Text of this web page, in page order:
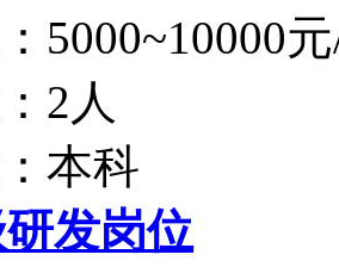
5000~10000
2人
本科
发岗位